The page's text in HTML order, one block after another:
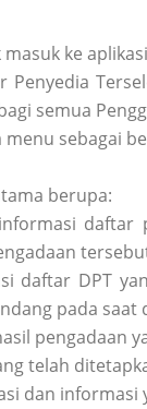
ke
Penyedia
semua
menu sebagai
berupa:
daftar
daftar DPT
pada
pengadaan
telah
dan